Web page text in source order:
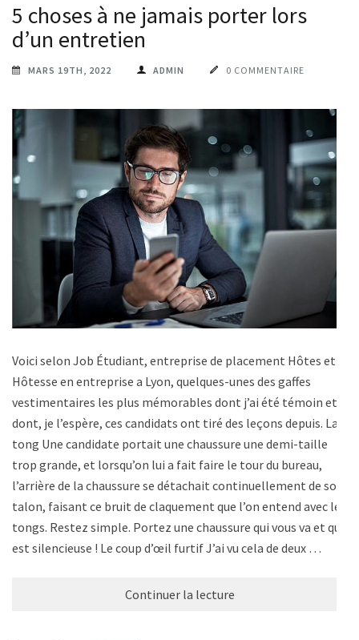
5 choses à ne jamais porter lors
d’un entretien
MARS 19TH, 2022 ADMIN 0 COMMENTAIRE
Voici selon Job Étudiant, entreprise de placement Hôtes et
Hôtesse en entreprise a Lyon, quelques-unes des gaffes
vestimentaires les plus mémorables dont j’ai été témoin et
dont, je l’espère, ces candidats ont tiré des leçons depuis. La
tong Une candidate portait une chaussure une demi-taille
trop grande, et lorsqu’on lui a fait faire le tour du bureau,
l’arrière de la chaussure se détachait continuellement de son
talon, faisant ce bruit de claquement que l’on entend avec les
tongs. Restez simple. Portez une chaussure qui vous va et qui
est silencieuse ! Le coup d’œil furtif J’ai vu cela de deux …
Continuer la lecture